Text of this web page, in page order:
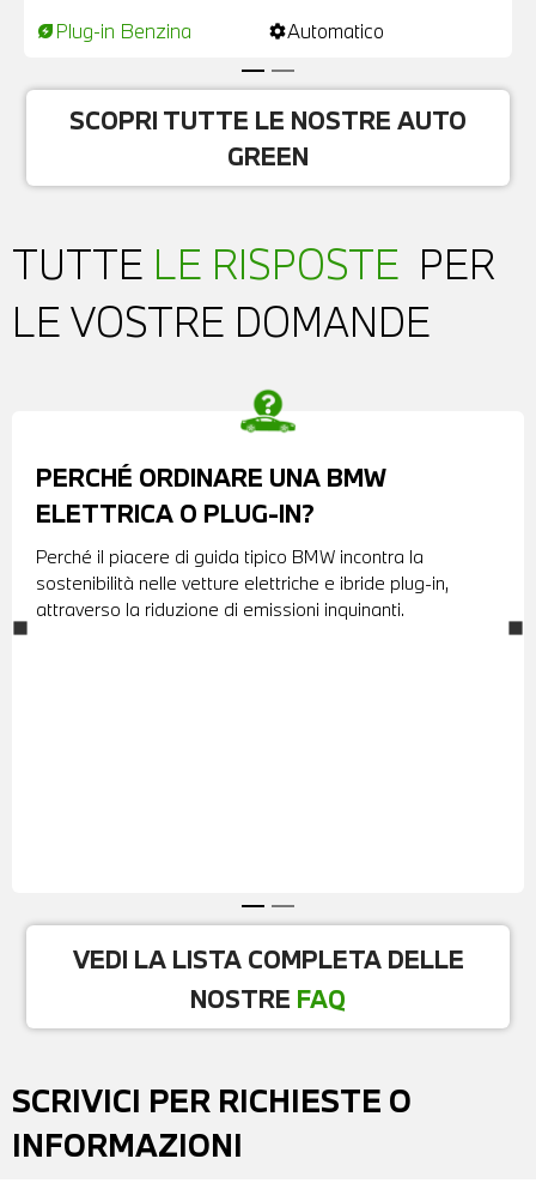
energy_savings_leaf Plug-in Benzina settingsAutomatico
SCOPRI TUTTE LE NOSTRE AUTO
GREEN
TUTTE LE RISPOSTE PER
LE VOSTRE DOMANDE
PERCHÉ ORDINARE UNA BMW
ELETTRICA O PLUG-IN?
Perché il piacere di guida tipico BMW incontra la
sostenibilità nelle vetture elettriche e ibride plug-in,
attraverso la riduzione di emissioni inquinanti.
VEDI LA LISTA COMPLETA DELLE
NOSTRE FAQ
SCRIVICI PER RICHIESTE O
INFORMAZIONI